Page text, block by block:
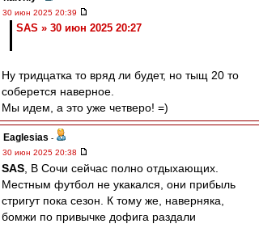
30 июн 2025 20:39
SAS » 30 июн 2025 20:27
Ну тридцатка то вряд ли будет, но тыщ 20 то
соберется наверное.
Мы идем, а это уже четверо! =)
Eaglesias -
30 июн 2025 20:38
SAS , В Сочи сейчас полно отдыхающих.
Местным футбол не укакался, они прибыль
стригут пока сезон. К тому же, наверняка,
бомжи по привычке дофига раздали